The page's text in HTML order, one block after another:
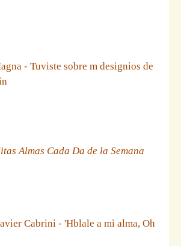
- Tuviste sobre m designios de
Almas Cada Da de la Semana
Cabrini - 'Hblale a mi alma, Oh